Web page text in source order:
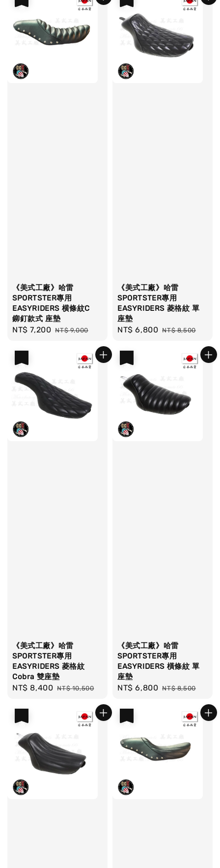
《美式工廠》哈雷
SPORTSTER專用
EASYRIDERS 横條紋C
鉚釘款式 座墊
Sale
NT$ 7,200 Regular
NT$ 9,000
《美式工廠》哈雷
SPORTSTER專用
EASYRIDERS 菱格紋 單
座墊
Sale
NT$ 6,800 Regular
NT$ 8,500
《美式工廠》哈雷
SPORTSTER專用
EASYRIDERS 菱格紋
Cobra 雙座墊
Sale
NT$ 8,400 Regular
NT$ 10,500
《美式工廠》哈雷
SPORTSTER專用
EASYRIDERS 橫條紋 單
座墊
Sale
NT$ 6,800 Regular
NT$ 8,500